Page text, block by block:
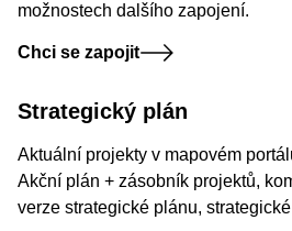
možnostech dalšího zapojení.
Chci se zapojit
Strategický plán
Aktuální projekty v mapovém
Akční plán + zásobník projektů,
verze strategické plánu,